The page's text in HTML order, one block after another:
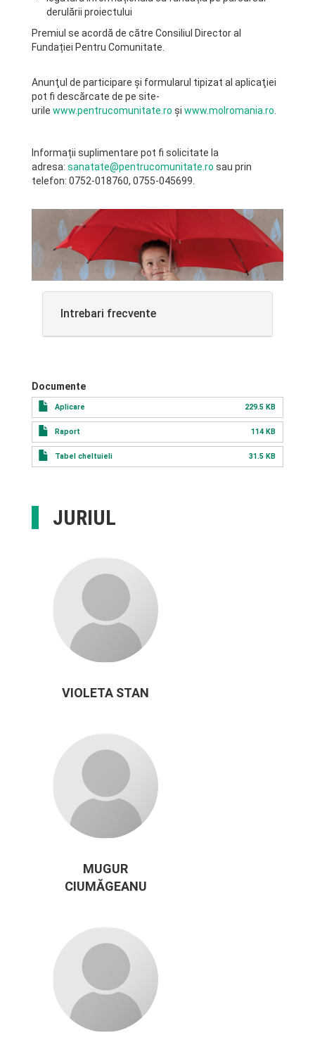
derulării proiectului
Premiul se acordă de către Consiliul Director al
Fundației Pentru Comunitate.
Anunţul de participare şi formularul tipizat al aplicaţiei
pot fi descărcate de pe site-
urile www.pentrucomunitate.ro şi www.molromania.ro
Informații suplimentare pot fi solicitate la
adresa: sanatate@pentrucomunitate.ro sau prin
telefon: 0752-018760, 0755-045699.
Intrebari frecvente
Documente
Aplicare 229.5 KB
Raport 114 KB
Tabel cheltuieli 31.5 KB
JURIUL
VIOLETA STAN
MUGUR
CIUMĂGEANU